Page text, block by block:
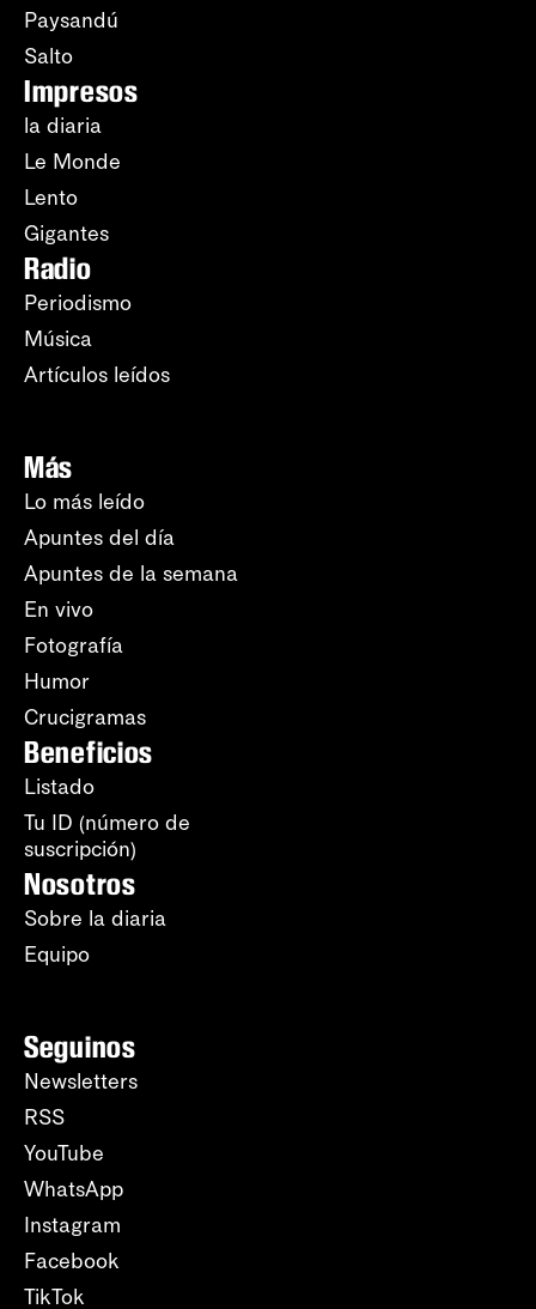
Paysandú
Salto
Impresos
la diaria
Le Monde
Lento
Gigantes
Radio
Periodismo
Música
Artículos leídos
Más
Lo más leído
Apuntes del día
Apuntes de la semana
En vivo
Fotografía
Humor
Crucigramas
Beneficios
Listado
Tu ID (número de
suscripción)
Nosotros
Sobre la diaria
Equipo
Seguinos
Newsletters
RSS
YouTube
WhatsApp
Instagram
Facebook
TikTok